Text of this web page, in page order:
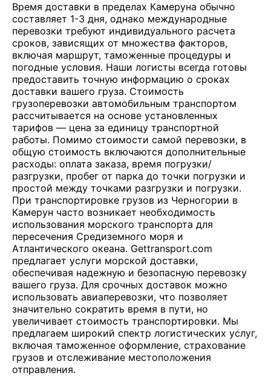
Время доставки в пределах Камеруна обычно
составляет 1-3 дня, однако международные
перевозки требуют индивидуального расчета
сроков, зависящих от множества факторов,
включая маршрут, таможенные процедуры и
погодные условия. Наши логисты всегда готовы
предоставить точную информацию о сроках
доставки вашего груза. Стоимость
грузоперевозки автомобильным транспортом
рассчитывается на основе установленных
тарифов — цена за единицу транспортной
работы. Помимо стоимости самой перевозки, в
общую стоимость включаются дополнительные
расходы: оплата заказа, время погрузки/
разгрузки, пробег от парка до точки погрузки и
простой между точками разгрузки и погрузки.
При транспортировке грузов из Черногории в
Камерун часто возникает необходимость
использования морского транспорта для
пересечения Средиземного моря и
Атлантического океана. Gettransport.com
предлагает услуги морской доставки,
обеспечивая надежную и безопасную перевозку
вашего груза. Для срочных доставок можно
использовать авиаперевозки, что позволяет
значительно сократить время в пути, но
увеличивает стоимость транспортировки. Мы
предлагаем широкий спектр логистических услуг,
включая таможенное оформление, страхование
грузов и отслеживание местоположения
отправления.